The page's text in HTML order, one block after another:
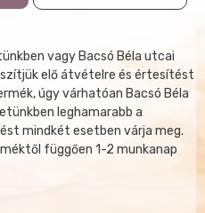
vagy Bacsó Béla utcai
elő átvételre és értesítést
úgy várhatóan Bacsó Béla
leghamarabb a
mindkét esetben várja meg.
függően 1-2 munkanap